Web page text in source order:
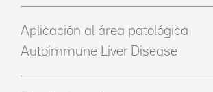
Aplicación al área patológica
Autoimmune Liver Disease